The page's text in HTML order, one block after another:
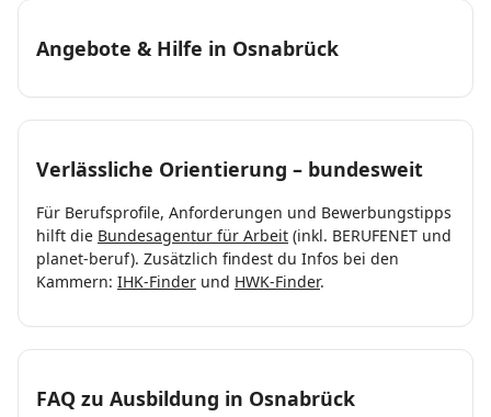
Angebote & Hilfe in Osnabrück
Verlässliche Orientierung – bundesweit
Für Berufsprofile, Anforderungen und Bewerbungstipps
hilft die Bundesagentur für Arbeit (inkl. BERUFENET und
planet-beruf). Zusätzlich findest du Infos bei den
Kammern: IHK-Finder und HWK-Finder.
FAQ zu Ausbildung in Osnabrück